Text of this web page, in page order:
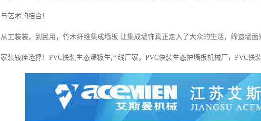
与艺术的结合！
从工装装，到民用，竹木纤维集成墙板 让集成墙饰真正走入了大众的生活，缔造墙
家装较佳选择！PVC快装生态墙板生产线厂家，PVC快装生态护墙板机械厂，PVC快